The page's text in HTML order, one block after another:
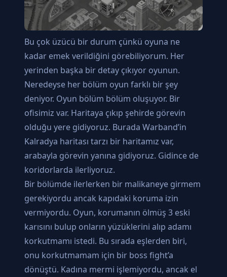
Bu çok üzücü bir durum çünkü oyuna ne
kadar emek verildiğini görebiliyorum. Her
yerinden başka bir detay çıkıyor oyunun.
Neredeyse her bölüm oyun farklı bir şey
deniyor. Oyun bölüm bölüm oluşuyor. Bir
ofisimiz var. Haritaya çıkıp şehirde görevin
olduğu yere gidiyoruz. Burada Warband’in
Kalradya haritası tarzı bir haritamız var,
arabayla görevin yanına gidiyoruz. Gidince de
koridorlarda ilerliyoruz.
Bir bölümde ilerlerken bir malikaneye girmem
gerekiyordu ancak kapıdaki koruma izin
vermiyordu. Oyun, korumanın ölmüş 3 eski
karısını bulup onların yüzüklerini alıp adamı
korkutmamı istedi. Bu sırada eşlerden biri,
onu korkutmamam için bir boss fight’a
dönüştü. Kadına mermi işlemiyordu, ancak el